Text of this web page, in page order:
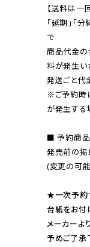
【送料は一
「延期」「
で
商品代金の
料が発生い
※ご予約時
が発生する
■ 予約商品
発売前の掲
(変更の可
★一次予約
台紙をお付
メーカーよ
予めご了承